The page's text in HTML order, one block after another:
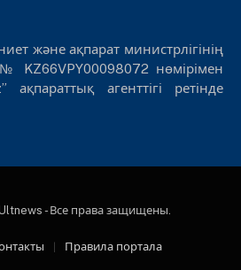
және ақпарат министрлігінің
№ KZ66VPY00098072 нөмірімен
ақпараттық агенттігі ретінде
- Все права защищены.
Правила портала